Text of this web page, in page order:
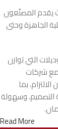
يقدم المصنّعون
الجاهزة وحتى
التي توازن
مع شركات
بما
التصميم، وسهولة
Read More